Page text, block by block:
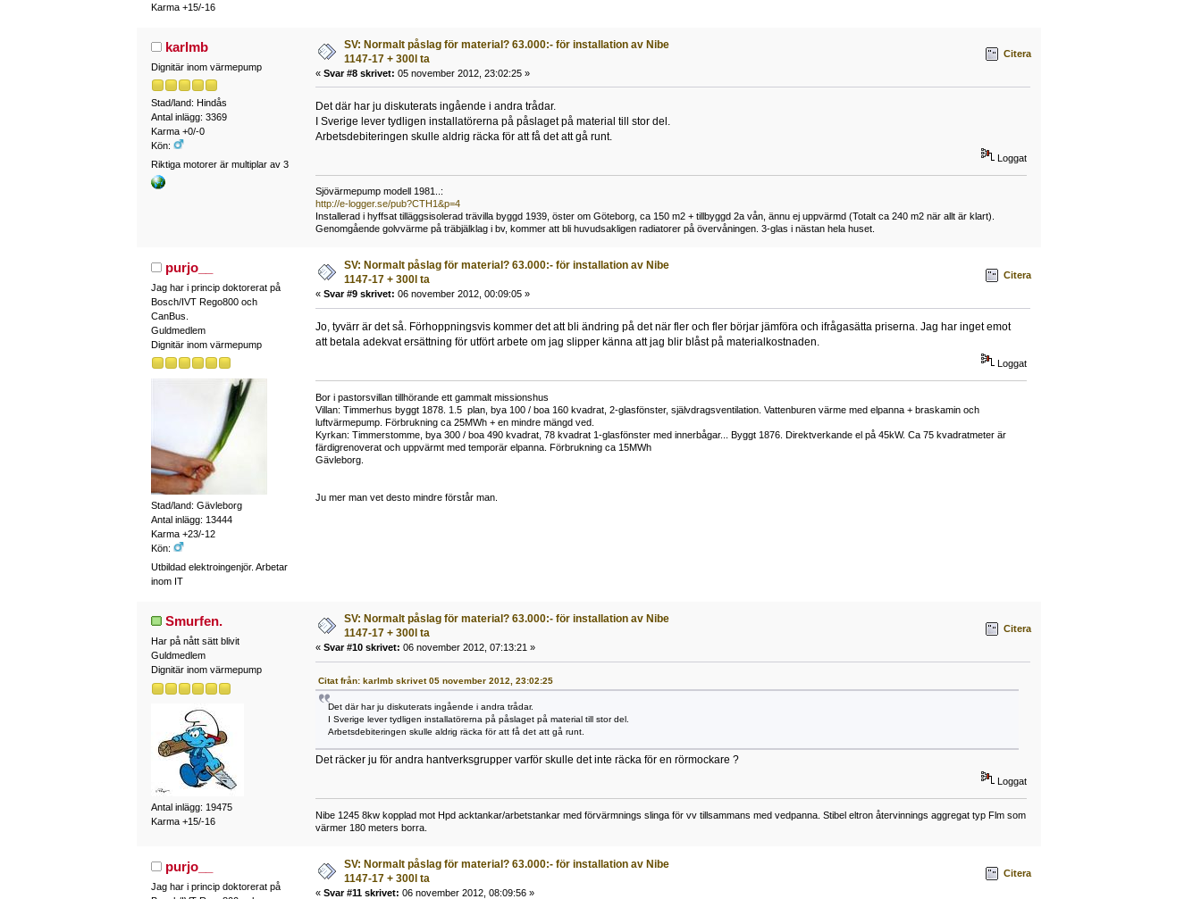
Karma +15/-16
karlmb
Dignitär inom värmepump
Stad/land: Hindås
Antal inlägg: 3369
Karma +0/-0
Kön:
Riktiga motorer är multiplar av 3
SV: Normalt påslag för material? 63.000:- för installation av Nibe
1147-17 + 300l ta
« Svar #8 skrivet: 05 november 2012, 23:02:25 »
Citera
Det där har ju diskuterats ingående i andra trådar.
I Sverige lever tydligen installatörerna på påslaget på material till stor del.
Arbetsdebiteringen skulle aldrig räcka för att få det att gå runt.
Loggat
Sjövärmepump modell 1981..:
http://e-logger.se/pub?CTH1&p=4
Installerad i hyffsat tilläggsisolerad trävilla byggd 1939, öster om Göteborg, ca 150 m2 + tillbyggd 2a vån, ännu ej uppvärmd (Totalt ca 240 m2 när allt är klart).
Genomgående golvvärme på träbjälklag i bv, kommer att bli huvudsakligen radiatorer på övervåningen. 3-glas i nästan hela huset.
purjo__
Jag har i princip doktorerat på
Bosch/IVT Rego800 och
CanBus.
Guldmedlem
Dignitär inom värmepump
Stad/land: Gävleborg
Antal inlägg: 13444
Karma +23/-12
Kön:
Utbildad elektroingenjör. Arbetar
inom IT
SV: Normalt påslag för material? 63.000:- för installation av Nibe
1147-17 + 300l ta
« Svar #9 skrivet: 06 november 2012, 00:09:05 »
Citera
Jo, tyvärr är det så. Förhoppningsvis kommer det att bli ändring på det när fler och fler börjar jämföra och ifrågasätta priserna. Jag har inget emot
att betala adekvat ersättning för utfört arbete om jag slipper känna att jag blir blåst på materialkostnaden.
Loggat
Bor i pastorsvillan tillhörande ett gammalt missionshus
Villan: Timmerhus byggt 1878. 1.5 plan, bya 100 / boa 160 kvadrat, 2-glasfönster, självdragsventilation. Vattenburen värme med elpanna + braskamin och
luftvärmepump. Förbrukning ca 25MWh + en mindre mängd ved.
Kyrkan: Timmerstomme, bya 300 / boa 490 kvadrat, 78 kvadrat 1-glasfönster med innerbågar... Byggt 1876. Direktverkande el på 45kW. Ca 75 kvadratmeter är
färdigrenoverat och uppvärmt med temporär elpanna. Förbrukning ca 15MWh
Gävleborg.
Ju mer man vet desto mindre förstår man.
Smurfen.
Har på nått sätt blivit
Guldmedlem
Dignitär inom värmepump
Antal inlägg: 19475
Karma +15/-16
SV: Normalt påslag för material? 63.000:- för installation av Nibe
1147-17 + 300l ta
« Svar #10 skrivet: 06 november 2012, 07:13:21 »
Citera
Citat från: karlmb skrivet 05 november 2012, 23:02:25
Det där har ju diskuterats ingående i andra trådar.
I Sverige lever tydligen installatörerna på påslaget på material till stor del.
Arbetsdebiteringen skulle aldrig räcka för att få det att gå runt.
Det räcker ju för andra hantverksgrupper varför skulle det inte räcka för en rörmockare ?
Loggat
Nibe 1245 8kw kopplad mot Hpd acktankar/arbetstankar med förvärmnings slinga för vv tillsammans med vedpanna. Stibel eltron återvinnings aggregat typ Flm som
värmer 180 meters borra.
purjo__
Jag har i princip doktorerat på
SV: Normalt påslag för material? 63.000:- för installation av Nibe
1147-17 + 300l ta
« Svar #11 skrivet: 06 november 2012, 08:09:56 »
Citera